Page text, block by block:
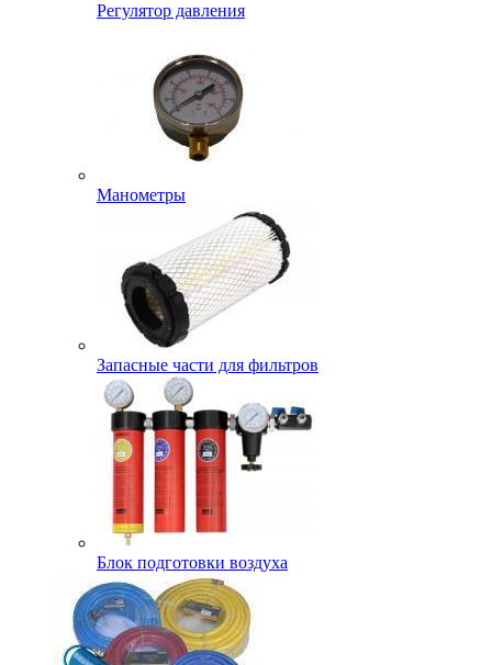
Регулятор давления
Манометры
Запасные части для фильтров
Блок подготовки воздуха